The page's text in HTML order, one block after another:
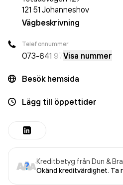
121 51 Johanneshov
Vägbeskrivning
Telefonnummer
073-641 97 Visa nummer
Besök hemsida
Lägg till öppettider
Kreditbetyg från Dun &
Okänd kreditvärdighet. Ta